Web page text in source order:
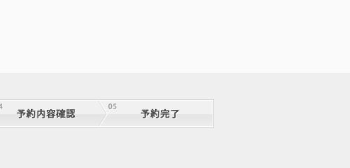
600便
石垣
08:55
18:45